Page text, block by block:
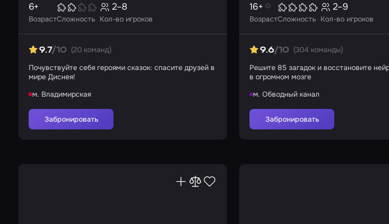
Возраст
6+
Сложность Кол-во игроков
2–8
9.7/10 (20 команд)
Почувствуйте себя героями сказок: спасите друзей в
мире Диснея!
м. Владимирская
Забронировать
Возраст
16+
Сложность Кол-во игроков
2–9
9.6/10 (304 команды)
Решите 85 загадок и восстановите
в огромном мозге
м. Обводный канал
Забронировать